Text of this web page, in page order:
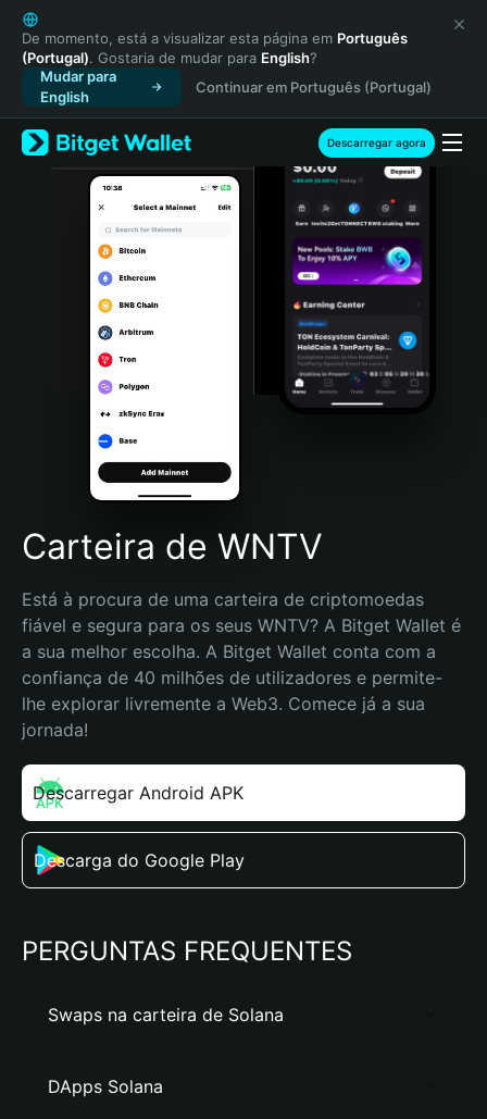
English
日本語
Tiếng Việt
Русский
Español (Latinoamérica)
Türkçe
Italiano
Português (Portugal)
Bahasa Indonesia
Português (Brasil)
Español (Argentina)
De momento, está a visualizar esta página em Português
(Portugal). Gostaria de mudar para English?
Mudar para
English
Continuar em Português (Portugal)
Descarregar agora
Carteira de WNTV
Está à procura de uma carteira de criptomoedas
fiável e segura para os seus WNTV? A Bitget Wallet é
a sua melhor escolha. A Bitget Wallet conta com a
confiança de 40 milhões de utilizadores e permite-
lhe explorar livremente a Web3. Comece já a sua
jornada!
Descarregar Android APK
Descarga do Google Play
PERGUNTAS FREQUENTES
Swaps na carteira de Solana
DApps Solana